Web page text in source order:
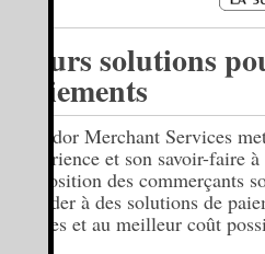
Leurs solutions
paiements
Navidor Merchant Services
expérience et son savoir-faire
disposition des commerçants
accéder à des solutions de
fiables et au meilleur coût